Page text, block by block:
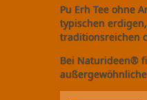
Pu Erh Tee ohne
typischen
traditionsreichen
Bei Naturideen®